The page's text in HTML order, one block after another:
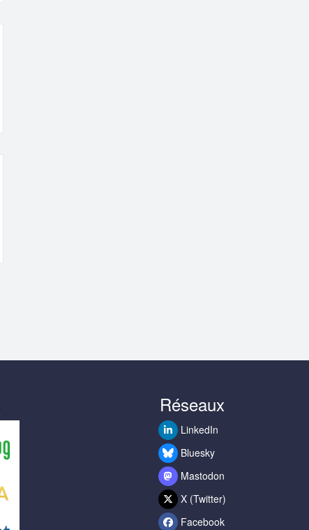
Réseaux
LinkedIn
Bluesky
Mastodon
X (Twitter)
Facebook